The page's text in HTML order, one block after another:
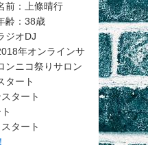
前：上條晴行
齢：38歳
ジオDJ
年オンラインサ
ンニコ祭りサロン
タート
タート
タート